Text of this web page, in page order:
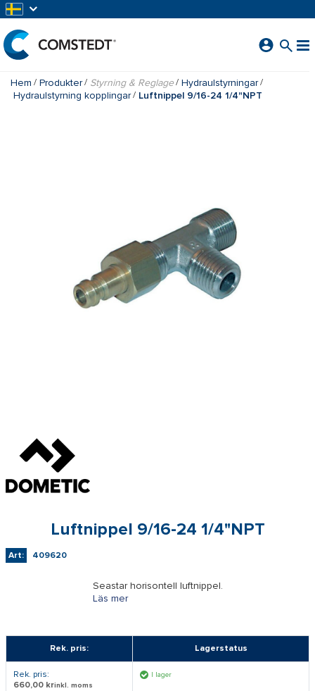
Hem Produkter Styrning & Reglage
Hydraulstyrningar
Hydraulstyrning kopplingar
Luftnippel 9/16-24 1/4"NPT
Luftnippel 9/16-24 1/4"NPT
Art: 409620
Seastar horisontell luftnippel.
Läs mer
Rek. pris: Lagerstatus
Rek. pris:
660,00 krinkl. moms
I lager